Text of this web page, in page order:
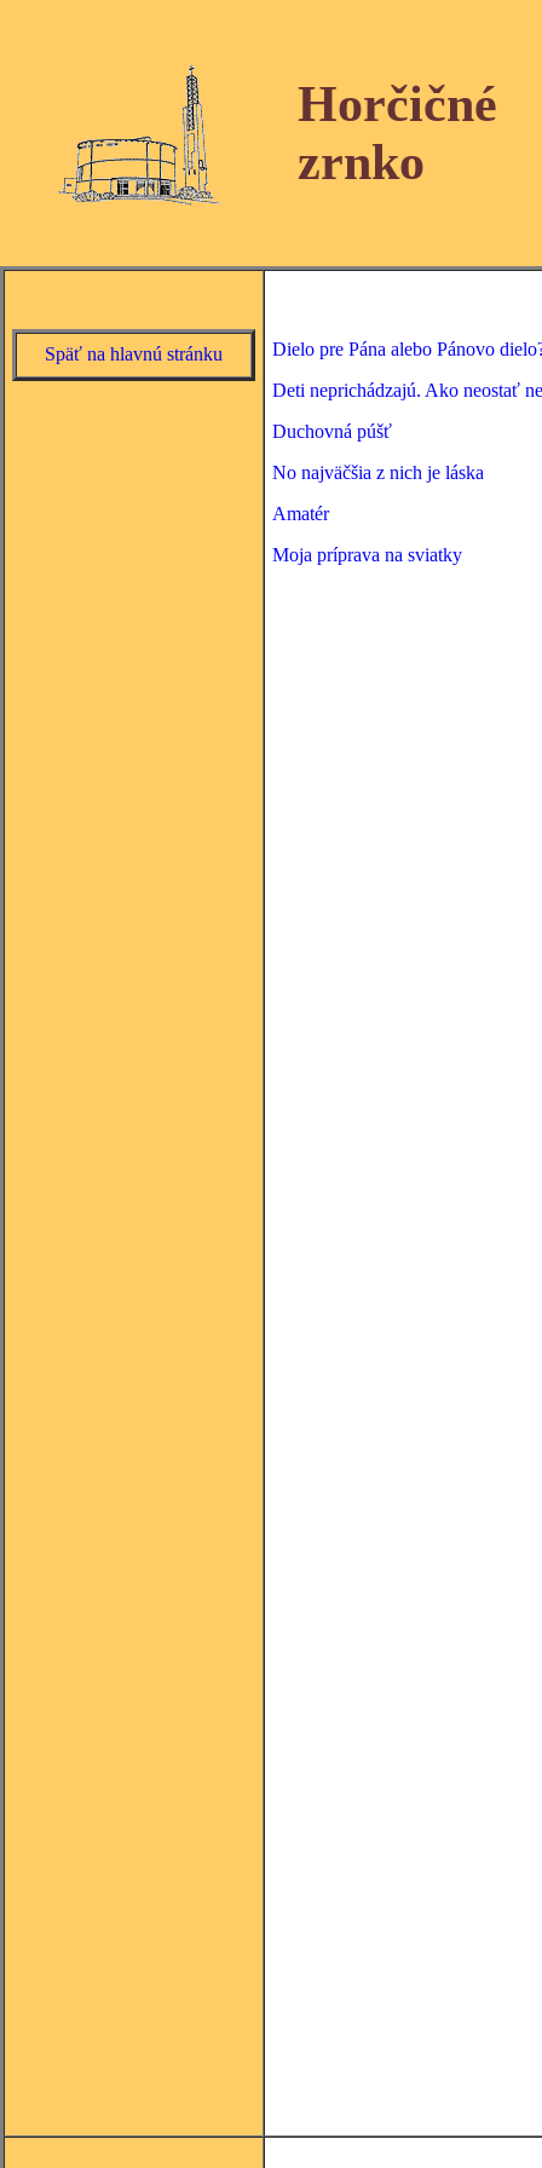
Horčičné
zrnko
Späť na hlavnú stránku
Dielo pre Pána alebo Pánovo
Deti neprichádzajú. Ako neostať
Duchovná púšť
No najväčšia z nich je láska
Amatér
Moja príprava na sviatky